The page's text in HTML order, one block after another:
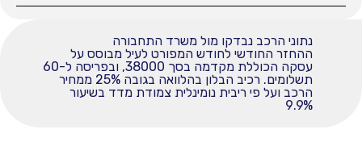
נתוני הרכב נבדקו מול משרד התחבורה
ההחזר החודשי לחודש המפורט לעיל מבוסס על
עסקה הכוללת מקדמה בסך 38000, ובפריסה ל-60
תשלומים. רכיב הבלון בהלוואה בגובה 25% ממחיר
הרכב ועל פי ריבית נומינלית צמודת מדד בשיעור
9.9%